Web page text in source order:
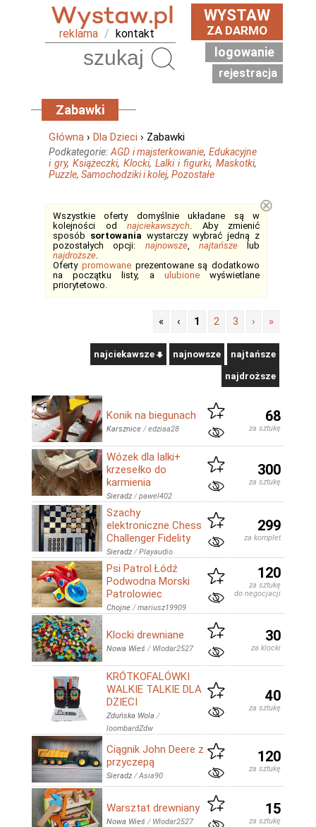
reklama / kontakt
WYSTAW
ZA DARMO
logowanie
rejestracja
Zabawki
Główna › Dla Dzieci › Zabawki
Podkategorie: AGD i majsterkowanie, Edukacyjne
i gry, Książeczki, Klocki, Lalki i figurki, Maskotki,
Puzzle, Samochodziki i kolej, Pozostałe
Wszystkie oferty domyślnie układane są w
kolejności od najciekawszych. Aby zmienić
sposób sortowania wystarczy wybrać jedną z
pozostałych opcji: najnowsze, najtańszelub
najdroższe.
Oferty promowaneprezentowane są dodatkowo
na początku listy, a ulubionewyświetlane
priorytetowo.
⊗
« ‹ 1 2 3 › »
najciekawsze najnowsze najtańsze
najdroższe
Konik na biegunach
Karsznice /edziaa28
68
za sztukę
Wózek dla lalki+
krzesełko do
karmienia
Sieradz /pawel402
300
za sztukę
Szachy
elektroniczne Chess
Challenger Fidelity
Sieradz /Playaudio
299
za komplet
Psi Patrol Łódź
Podwodna Morski
Patrolowiec
Chojne /mariusz19909
120
za sztukę
do negocjacji
Klocki drewniane
Nowa Wieś / Wlodar2527
30
za klocki
KRÓTKOFALÓWKI
WALKIE TALKIE DLA
DZIECI
Zduńska Wola /
loombardZdw
40
za sztukę
Ciągnik John Deere z
przyczepą
Sieradz /Asia90
120
za sztukę
Warsztat drewniany
Nowa Wieś / Wlodar2527
15
za sztukę